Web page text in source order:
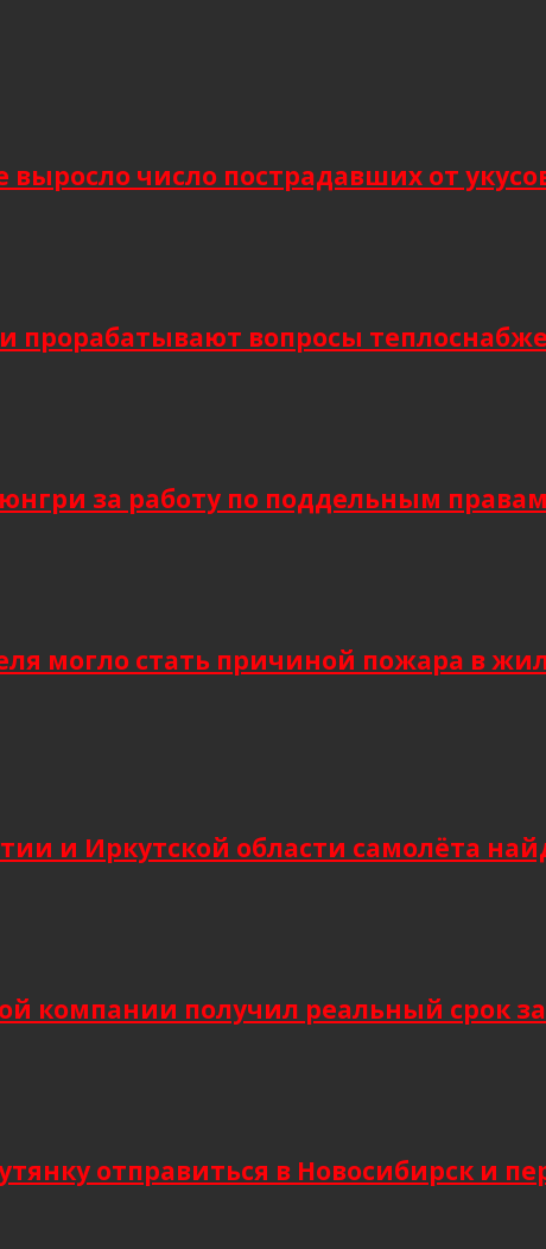
число пострадавших от
прорабатывают вопросы
за работу по поддельным правам
могло стать причиной пожара в
и Иркутской области самолёта
компании получил реальный срок
отправиться в Новосибирск и